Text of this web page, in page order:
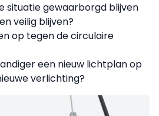
situatie gewaarborgd blijven
veilig blijven?
op tegen de circulaire
een nieuw lichtplan op
verlichting?